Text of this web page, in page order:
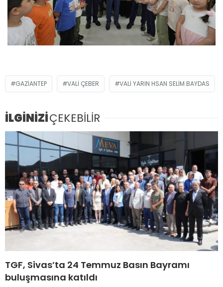
GAZIANTEP VALI ÇEBER VALI YARIN HSAN SELIM BAYDAS
İLGİNİZİÇEKEBİLİR
TGF, Sivas’ta 24 Temmuz Basın Bayramı
buluşmasına katıldı